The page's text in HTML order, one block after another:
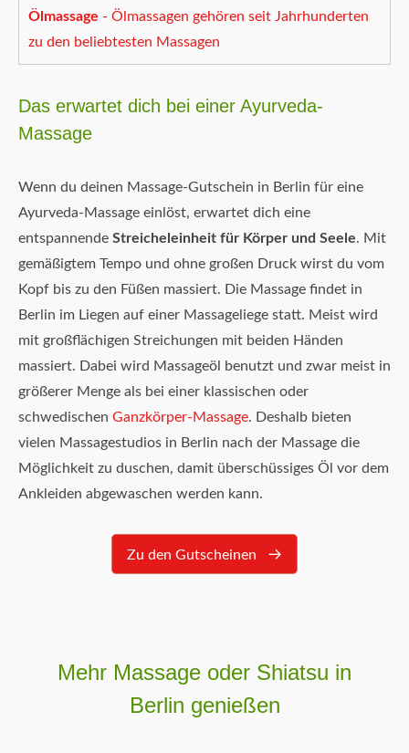
Ölmassage - Ölmassagen gehören seit Jahrhunderten
zu den beliebtesten Massagen
Das erwartet dich bei einer Ayurveda-
Massage
Wenn du deinen Massage-Gutschein in Berlin für eine
Ayurveda-Massage einlöst, erwartet dich eine
entspannende Streicheleinheit für Körper und Seele. Mit
gemäßigtem Tempo und ohne großen Druck wirst du vom
Kopf bis zu den Füßen massiert. Die Massage findet in
Berlin im Liegen auf einer Massageliege statt. Meist wird
mit großflächigen Streichungen mit beiden Händen
massiert. Dabei wird Massageöl benutzt und zwar meist in
größerer Menge als bei einer klassischen oder
schwedischen Ganzkörper-Massage. Deshalb bieten
vielen Massagestudios in Berlin nach der Massage die
Möglichkeit zu duschen, damit überschüssiges Öl vor dem
Ankleiden abgewaschen werden kann.
Zu den Gutscheinen
Mehr Massage oder Shiatsu in
Berlin genießen